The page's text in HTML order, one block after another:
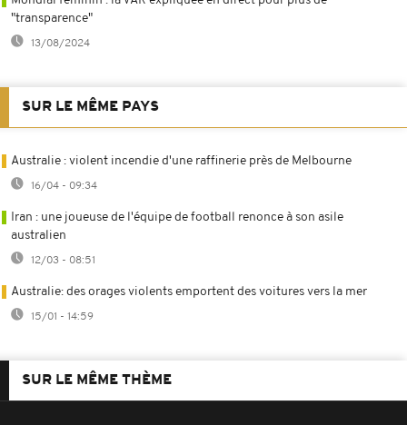
"transparence"
13/08/2024
SUR LE MÊME PAYS
Australie : violent incendie d'une raffinerie près de Melbourne
16/04 - 09:34
Iran : une joueuse de l'équipe de football renonce à son asile
australien
12/03 - 08:51
Australie: des orages violents emportent des voitures vers la mer
15/01 - 14:59
SUR LE MÊME THÈME